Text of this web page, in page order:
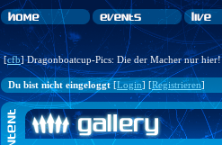
[cfb] Dragonboatcup-Pics: Die der Macher nur hier!
Du bist nicht eingeloggt[Login] [Registrieren]